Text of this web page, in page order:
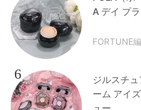
A デイ プ
FORTUNE
6
ジルスチ
ーム アイ